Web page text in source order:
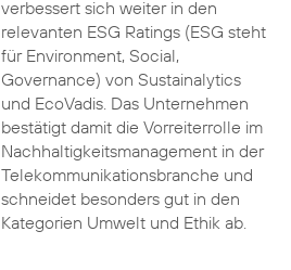
verbessert sich weiter in den
relevanten ESG Ratings (ESG steht
für Environment, Social,
Governance) von Sustainalytics
und EcoVadis. Das Unternehmen
bestätigt damit die Vorreiterrolle im
Nachhaltigkeitsmanagement in der
Telekommunikationsbranche und
schneidet besonders gut in den
Kategorien Umwelt und Ethik ab.